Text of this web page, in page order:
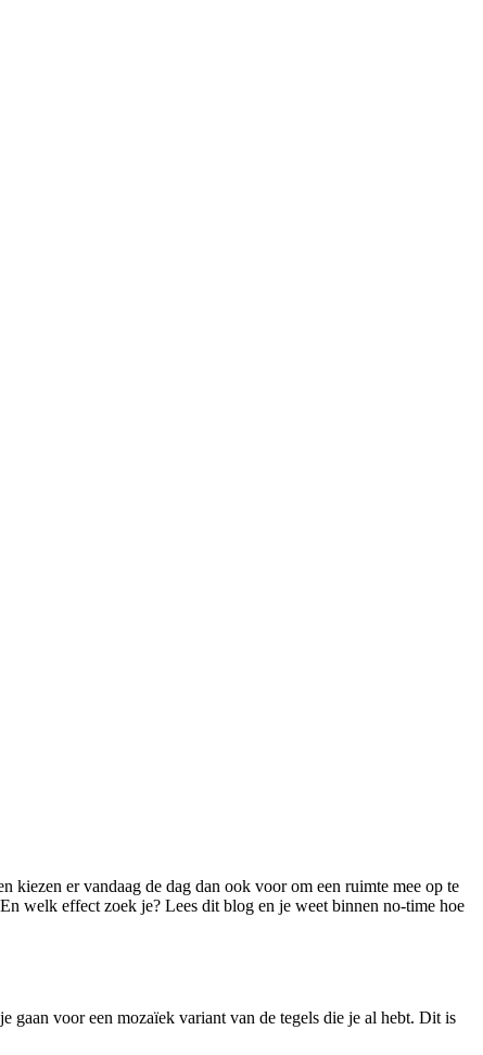
kiezen er vandaag de dag dan ook voor om een ruimte mee op te
welk effect zoek je? Lees dit blog en je weet binnen no-time hoe
gaan voor een mozaïek variant van de tegels die je al hebt. Dit is